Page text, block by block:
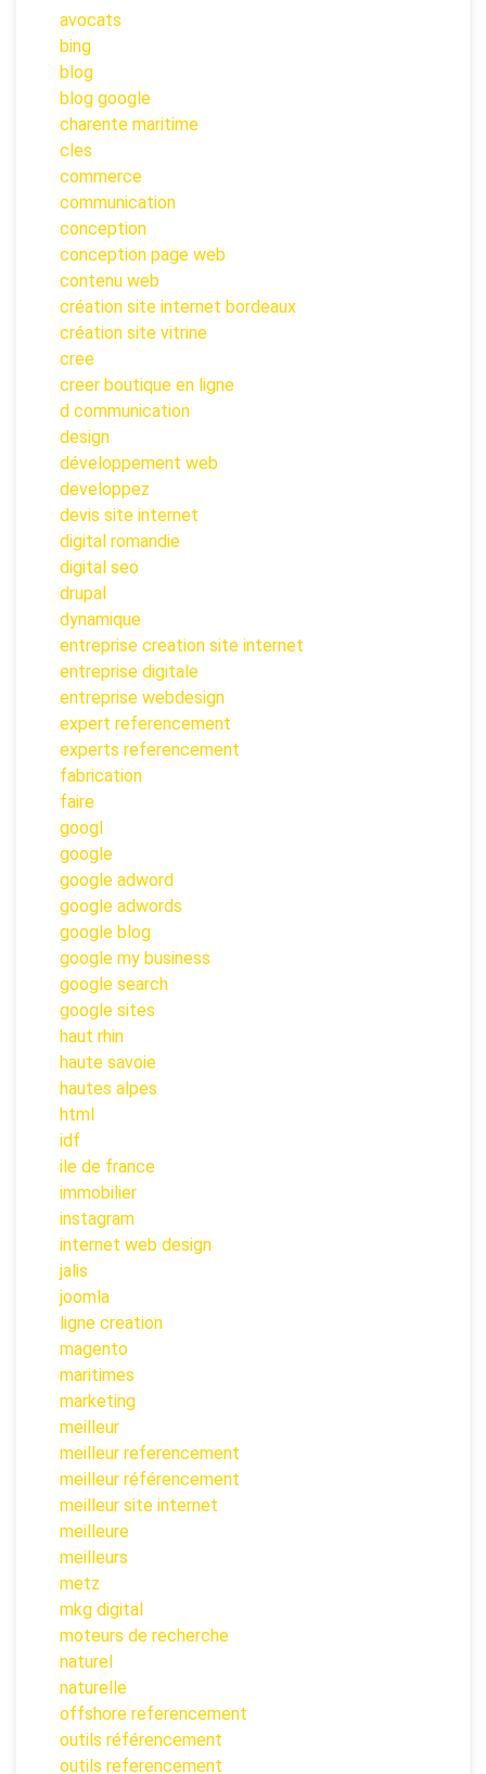
avocats
bing
blog
blog google
charente maritime
cles
commerce
communication
conception
conception page web
contenu web
création site internet bordeaux
création site vitrine
cree
creer boutique en ligne
d communication
design
développement web
developpez
devis site internet
digital romandie
digital seo
drupal
dynamique
entreprise creation site internet
entreprise digitale
entreprise webdesign
expert referencement
experts referencement
fabrication
faire
googl
google
google adword
google adwords
google blog
google my business
google search
google sites
haut rhin
haute savoie
hautes alpes
html
idf
ile de france
immobilier
instagram
internet web design
jalis
joomla
ligne creation
magento
maritimes
marketing
meilleur
meilleur referencement
meilleur référencement
meilleur site internet
meilleure
meilleurs
metz
mkg digital
moteurs de recherche
naturel
naturelle
offshore referencement
outils référencement
outils referencement